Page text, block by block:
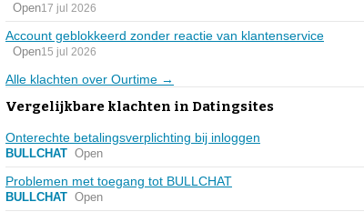
Open17 jul 2026
Account geblokkeerd zonder reactie van klantenservice
Open15 jul 2026
Alle klachten over Ourtime →
Vergelijkbare klachten in Datingsites
Onterechte betalingsverplichting bij inloggen
BULLCHAT Open
Problemen met toegang tot BULLCHAT
BULLCHAT Open